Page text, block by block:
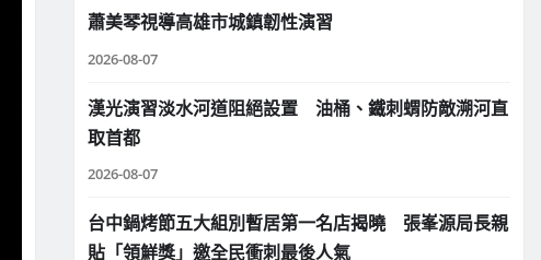
蕭美琴視導高雄市城鎮韌性演習
2026-08-07
漢光演習淡水河道阻絕設置 油桶、鐵刺蝟防敵溯河直
取首都
2026-08-07
台中鍋烤節五大組別暫居第一名店揭曉 張峯源局長親
貼「領鮮獎」邀全民衝刺最後人氣